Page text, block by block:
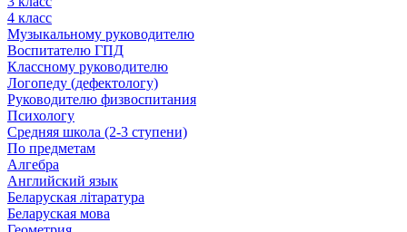
4 класс
Музыкальному руководителю
Воспитателю ГПД
Классному руководителю
Логопеду (дефектологу)
Руководителю физвоспитания
Психологу
Средняя школа (2-3 ступени)
По предметам
Алгебра
Английский язык
Беларуская літаратура
Беларуская мова